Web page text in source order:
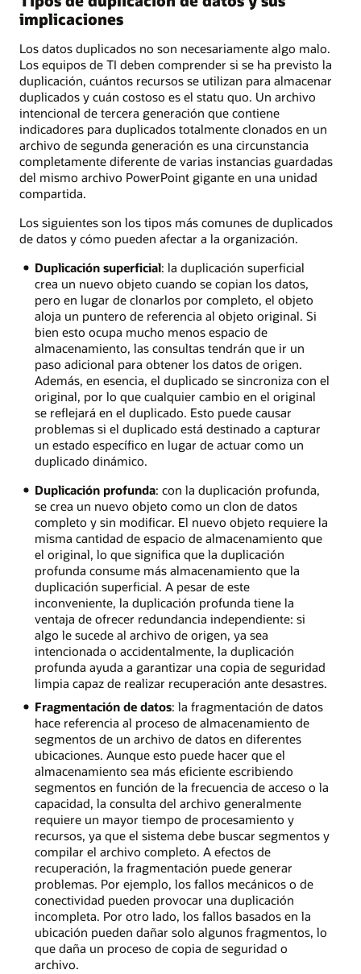
implicaciones
Los datos duplicados no son necesariamente algo malo.
Los equipos de TI deben comprender si se ha previsto la
duplicación, cuántos recursos se utilizan para almacenar
duplicados y cuán costoso es el statu quo. Un archivo
intencional de tercera generación que contiene
indicadores para duplicados totalmente clonados en un
archivo de segunda generación es una circunstancia
completamente diferente de varias instancias guardadas
del mismo archivo PowerPoint gigante en una unidad
compartida.
Los siguientes son los tipos más comunes de duplicados
de datos y cómo pueden afectar a la organización.
Duplicación superficial: la duplicación superficial
crea un nuevo objeto cuando se copian los datos,
pero en lugar de clonarlos por completo, el objeto
aloja un puntero de referencia al objeto original. Si
bien esto ocupa mucho menos espacio de
almacenamiento, las consultas tendrán que ir un
paso adicional para obtener los datos de origen.
Además, en esencia, el duplicado se sincroniza con el
original, por lo que cualquier cambio en el original
se reflejará en el duplicado. Esto puede causar
problemas si el duplicado está destinado a capturar
un estado específico en lugar de actuar como un
duplicado dinámico.
Duplicación profunda: con la duplicación profunda,
se crea un nuevo objeto como un clon de datos
completo y sin modificar. El nuevo objeto requiere la
misma cantidad de espacio de almacenamiento que
el original, lo que significa que la duplicación
profunda consume más almacenamiento que la
duplicación superficial. A pesar de este
inconveniente, la duplicación profunda tiene la
ventaja de ofrecer redundancia independiente: si
algo le sucede al archivo de origen, ya sea
intencionada o accidentalmente, la duplicación
profunda ayuda a garantizar una copia de seguridad
limpia capaz de realizar recuperación ante desastres.
Fragmentación de datos: la fragmentación de datos
hace referencia al proceso de almacenamiento de
segmentos de un archivo de datos en diferentes
ubicaciones. Aunque esto puede hacer que el
almacenamiento sea más eficiente escribiendo
segmentos en función de la frecuencia de acceso o la
capacidad, la consulta del archivo generalmente
requiere un mayor tiempo de procesamiento y
recursos, ya que el sistema debe buscar segmentos y
compilar el archivo completo. A efectos de
recuperación, la fragmentación puede generar
problemas. Por ejemplo, los fallos mecánicos o de
conectividad pueden provocar una duplicación
incompleta. Por otro lado, los fallos basados en la
ubicación pueden dañar solo algunos fragmentos, lo
que daña un proceso de copia de seguridad o
archivo.